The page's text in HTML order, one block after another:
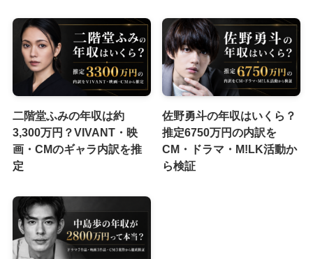
二階堂ふみの年収は約
3,300万円？VIVANT・映
画・CMのギャラ内訳を推
定
佐野勇斗の年収はいくら？
推定6750万円の内訳を
CM・ドラマ・M!LK活動か
ら検証